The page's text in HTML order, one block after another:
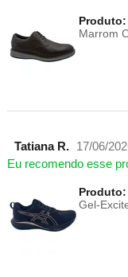
Produto:
Marrom
Tatiana R.
17/06/
Eu recomendo esse
Produto:
Gel-